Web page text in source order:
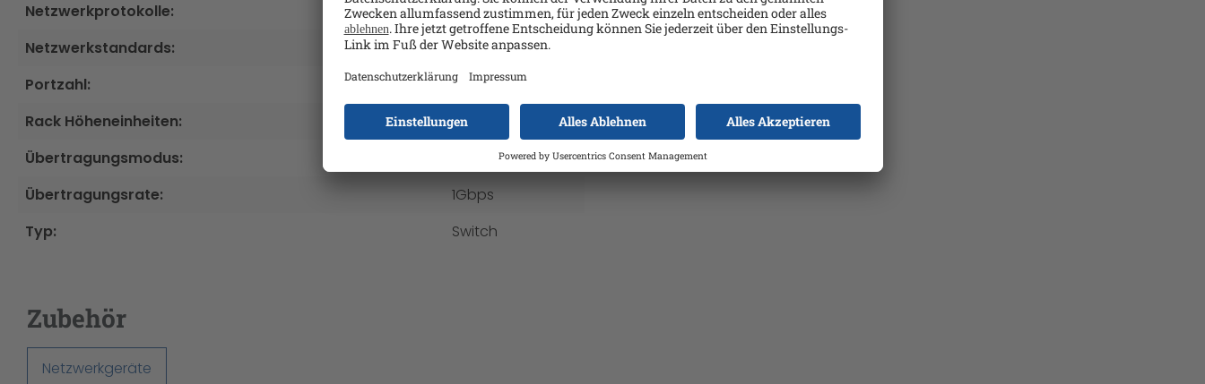
Netzwerkprotokolle:
TCP/IP
Netzwerkstandards:
Ethernet
Portzahl:
24
Rack Höheneinheiten:
1
Übertragungsmodus:
Voll-Duplex
Übertragungsrate:
1Gbps
Typ:
Switch
Zubehör
Netzwerkgeräte